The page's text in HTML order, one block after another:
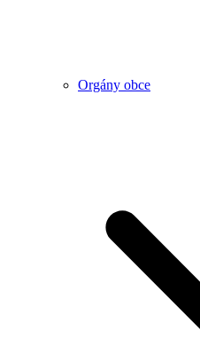
Orgány obce